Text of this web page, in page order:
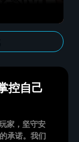
控自己
家，坚守安
承诺。我们